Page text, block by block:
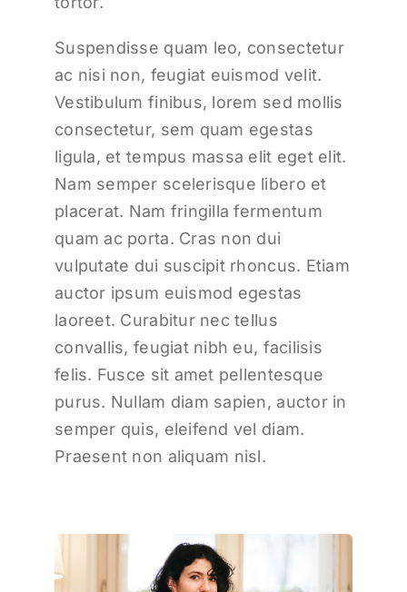
Suspendisse quam leo, consectetur
ac nisi non, feugiat euismod velit.
Vestibulum finibus, lorem sed mollis
consectetur, sem quam egestas
ligula, et tempus massa elit eget elit.
Nam semper scelerisque libero et
placerat. Nam fringilla fermentum
quam ac porta. Cras non dui
vulputate dui suscipit rhoncus. Etiam
auctor ipsum euismod egestas
laoreet. Curabitur nec tellus
convallis, feugiat nibh eu, facilisis
felis. Fusce sit amet pellentesque
purus. Nullam diam sapien, auctor in
semper quis, eleifend vel diam.
Praesent non aliquam nisl.